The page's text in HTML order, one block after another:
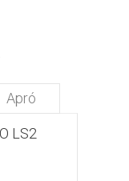
Apró
LS2